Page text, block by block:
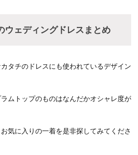
ウェディングドレスまとめ
タチのドレスにも使われているデザイン
ムトップのものはなんだかオシャレ度が
気に入りの一着を是非探してみてくださ